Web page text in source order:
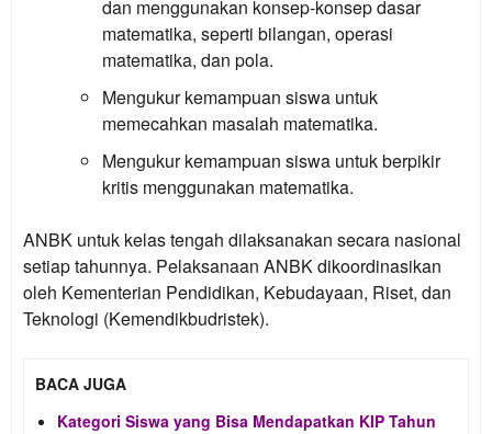
dan menggunakan konsep-konsep dasar
matematika, seperti bilangan, operasi
matematika, dan pola.
Mengukur kemampuan siswa untuk
memecahkan masalah matematika.
Mengukur kemampuan siswa untuk berpikir
kritis menggunakan matematika.
ANBK untuk kelas tengah dilaksanakan secara nasional
setiap tahunnya. Pelaksanaan ANBK dikoordinasikan
oleh Kementerian Pendidikan, Kebudayaan, Riset, dan
Teknologi (Kemendikbudristek).
BACA JUGA
Kategori Siswa yang Bisa Mendapatkan KIP Tahun